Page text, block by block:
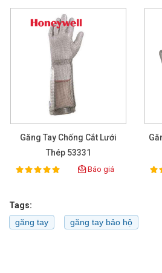
Găng Tay Chống Cắt Lưới
Thép 53331
Rating:
100% Báo giá
Tags:
găng tay
găng tay bảo hộ